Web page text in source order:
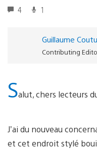
4 1
Guillaume
Contributing
Salut, chers lecteurs
J’ai du nouveau
et cet endroit stylé